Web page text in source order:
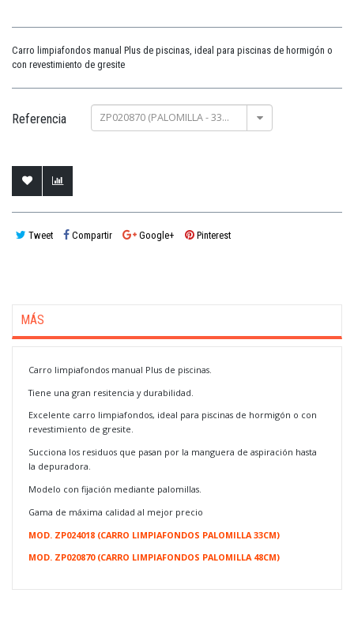
Carro limpiafondos manual Plus de piscinas, ideal para piscinas de hormigón o
con revestimiento de gresite
Referencia ZP020870 (PALOMILLA - 33CM)
Tweet Compartir Google+ Pinterest
MÁS
Carro limpiafondos manual Plus de piscinas.
Tiene una gran resitencia y durabilidad.
Excelente carro limpiafondos, ideal para piscinas de hormigón o con
revestimiento de gresite.
Succiona los residuos que pasan por la manguera de aspiración hasta
la depuradora.
Modelo con fijación mediante palomillas.
Gama de máxima calidad al mejor precio
MOD. ZP024018 (CARRO LIMPIAFONDOS PALOMILLA 33CM)
MOD. ZP020870 (CARRO LIMPIAFONDOS PALOMILLA 48CM)